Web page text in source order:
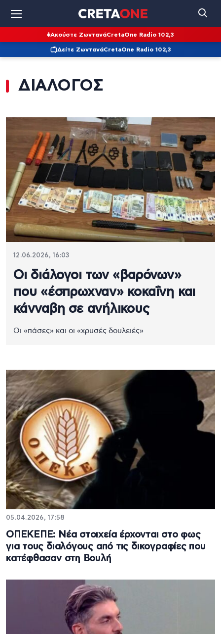
Ακούστε ΖωντανάCretaOne Radio 102,3
Δείτε ΖωντανάCretaOne Radio 102,3
ΔΙΑΛΟΓΟΣ
12.06.2026, 16:03
Οι διάλογοι των «βαρόνων»
που «έσπρωχναν» κοκαΐνη και
κάνναβη σε ανήλικους
Οι «πάσες» και οι «χρυσές δουλειές»
05.04.2026, 17:58
ΟΠΕΚΕΠΕ: Nέα στοιχεία έρχονται στο φως
για τους διαλόγους από τις δικογραφίες που
κατέφθασαν στη Βουλή